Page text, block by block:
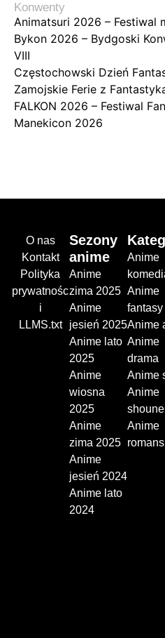
Konwenty
Animatsuri 2026 – Festiwal
Bykon 2026 – Bydgoski
VIII
Częstochowski Dzień
Zamojskie Ferie z
FALKON 2026 – Festiwal
Manekicon 2026
O nas
Kontakt
Polityka
prywatnośc
i
LLMS.txt
Sezony
anime
Anime
zima 2025
Anime
jesień 2025
Anime lato
2025
Anime
wiosna
2025
Anime
zima 2025
Anime
jesień 2024
Anime lato
2024
Anime
Anime
fantasy
Anime
Anime
drama
Anime
Anime
Anime
romans